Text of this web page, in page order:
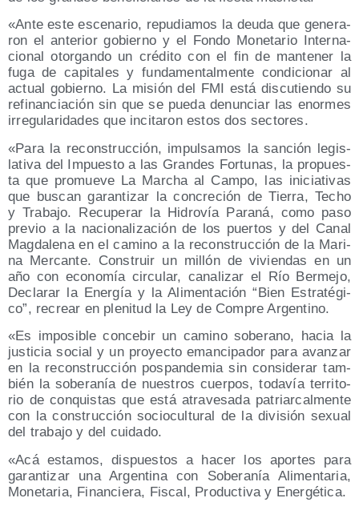
«Ante este esce­na­rio, repu­dia­mos la deu­da que gene­ra­
ron el ante­rior gobierno y el Fon­do Mone­ta­rio Inter­na­
cio­nal otor­gan­do un cré­di­to con el fin de man­te­ner la
fuga de capi­ta­les y fun­da­men­tal­men­te con­di­cio­nar al
actual gobierno. La misión del FMI está dis­cu­tien­do su
refi­nan­cia­ción sin que se pue­da denun­ciar las enor­mes
irre­gu­la­ri­da­des que inci­ta­ron estos dos sectores.
«Para la recons­truc­ción, impul­sa­mos la san­ción legis­
la­ti­va del Impues­to a las Gran­des For­tu­nas, la pro­pues­
ta que pro­mue­ve La Mar­cha al Cam­po, las ini­cia­ti­vas
que bus­can garan­ti­zar la con­cre­ción de Tie­rra, Techo
y Tra­ba­jo. Recu­pe­rar la Hidro­vía Para­ná, como paso
pre­vio a la nacio­na­li­za­ción de los puer­tos y del Canal
Mag­da­le­na en el camino a la recons­truc­ción de la Mari­
na Mer­can­te. Cons­truir un millón de vivien­das en un
año con eco­no­mía cir­cu­lar, cana­li­zar el Río Ber­me­jo,
Decla­rar la Ener­gía y la Ali­men­ta­ción “Bien Estra­té­gi­
co”, recrear en ple­ni­tud la Ley de Com­pre Argentino.
«Es impo­si­ble con­ce­bir un camino sobe­rano, hacia la
jus­ti­cia social y un pro­yec­to eman­ci­pa­dor para avan­zar
en la recons­truc­ción pos­pan­de­mia sin con­si­de­rar tam­
bién la sobe­ra­nía de nues­tros cuer­pos, toda­vía terri­to­
rio de con­quis­tas que está atra­ve­sa­da patriar­cal­men­te
con la cons­truc­ción socio­cul­tu­ral de la divi­sión sexual
del tra­ba­jo y del cuidado.
«Acá esta­mos, dis­pues­tos a hacer los apor­tes para
garan­ti­zar una Argen­ti­na con Sobe­ra­nía Ali­men­ta­ria,
Mone­ta­ria, Finan­cie­ra, Fis­cal, Pro­duc­ti­va y Energética.